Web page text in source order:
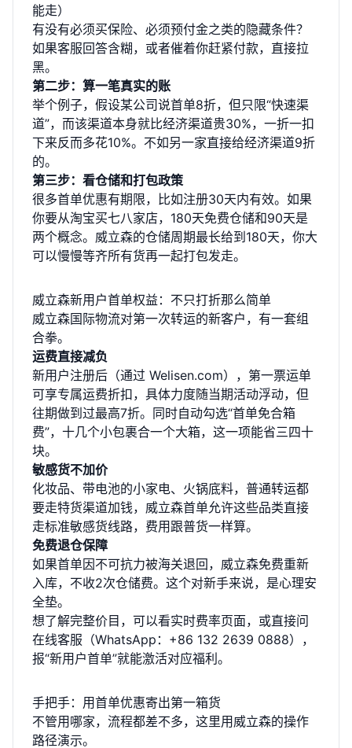
能走）
有没有必须买保险、必须预付金之类的隐藏条件？
如果客服回答含糊，或者催着你赶紧付款，直接拉
黑。
第二步：算一笔真实的账
举个例子，假设某公司说首单8折，但只限“快速渠
道”，而该渠道本身就比经济渠道贵30%，一折一扣
下来反而多花10%。不如另一家直接给经济渠道9折
的。
第三步：看仓储和打包政策
很多首单优惠有期限，比如注册30天内有效。如果
你要从淘宝买七八家店，180天免费仓储和90天是
两个概念。威立森的仓储周期最长给到180天，你大
可以慢慢等齐所有货再一起打包发走。
威立森新用户首单权益：不只打折那么简单
威立森国际物流对第一次转运的新客户，有一套组
合拳。
运费直接减负
新用户注册后（通过 Welisen.com），第一票运单
可享专属运费折扣，具体力度随当期活动浮动，但
往期做到过最高7折。同时自动勾选“首单免合箱
费”，十几个小包裹合一个大箱，这一项能省三四十
块。
敏感货不加价
化妆品、带电池的小家电、火锅底料，普通转运都
要走特货渠道加钱，威立森首单允许这些品类直接
走标准敏感货线路，费用跟普货一样算。
免费退仓保障
如果首单因不可抗力被海关退回，威立森免费重新
入库，不收2次仓储费。这个对新手来说，是心理安
全垫。
想了解完整价目，可以看实时费率页面，或直接问
在线客服（WhatsApp：+86 132 2639 0888），
报“新用户首单”就能激活对应福利。
手把手：用首单优惠寄出第一箱货
不管用哪家，流程都差不多，这里用威立森的操作
路径演示。